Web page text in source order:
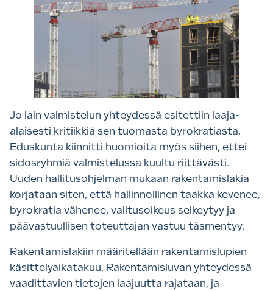
Jo lain valmistelun yhteydessä esitettiin laaja-
alaisesti kritiikkiä sen tuomasta byrokratiasta.
Eduskunta kiinnitti huomioita myös siihen, ettei
sidosryhmiä valmistelussa kuultu riittävästi.
Uuden hallitusohjelman mukaan rakentamislakia
korjataan siten, että hallinnollinen taakka kevenee,
byrokratia vähenee, valitusoikeus selkeytyy ja
päävastuullisen toteuttajan vastuu täsmentyy.
Rakentamislakiin määritellään rakentamislupien
käsittelyaikatakuu. Rakentamisluvan yhteydessä
vaadittavien tietojen laajuutta rajataan, ja